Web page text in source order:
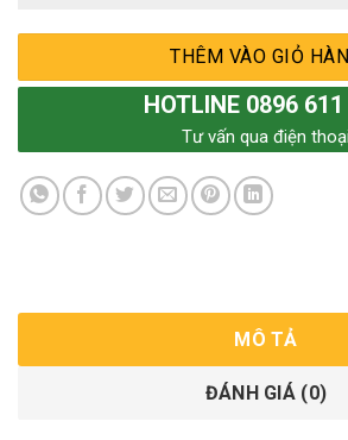
THÊM VÀO GIỎ
HOTLINE 0896
Tư vấn qua điện thoại
MÔ TẢ
ĐÁNH GIÁ (0)